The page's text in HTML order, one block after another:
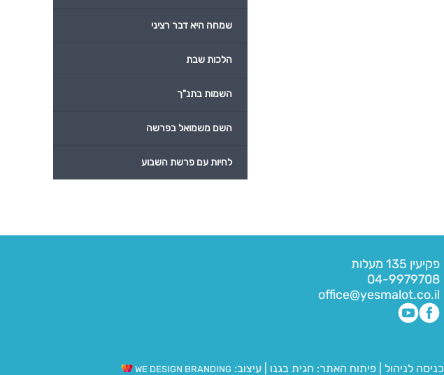
שמחה היא דבר רציני
הלכות שבת
השמות בתנ"ך
השם משמואל בפרשה
לחיות עם פרשת השבוע
פקיעין 135 מעלות
04-9979708
office@yesmalot.co.il
כניסה לניהול פיתוח האתר: חגית בגנו עיצוב: WE DESIGN BRANDING